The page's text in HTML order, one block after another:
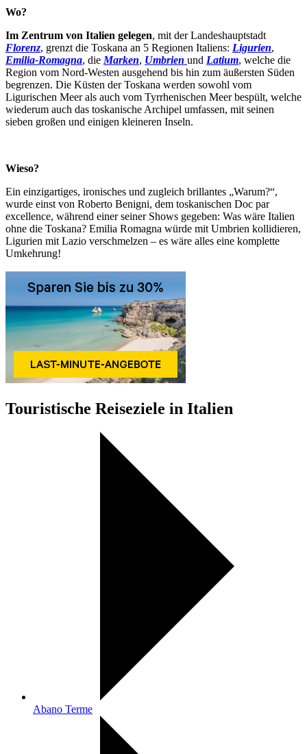
Wo?
Im Zentrum von Italien gelegen, mit der Landeshauptstadt
Florenz, grenzt die Toskana an 5 Regionen Italiens: Ligurien,
Emilia-Romagna, die Marken, Umbrien und Latium, welche die
Region vom Nord-Westen ausgehend bis hin zum äußersten Süden
begrenzen. Die Küsten der Toskana werden sowohl vom
Ligurischen Meer als auch vom Tyrrhenischen Meer bespült, welche
wiederum auch das toskanische Archipel umfassen, mit seinen
sieben großen und einigen kleineren Inseln.
Wieso?
Ein einzigartiges, ironisches und zugleich brillantes „Warum?“,
wurde einst von Roberto Benigni, dem toskanischen Doc par
excellence, während einer seiner Shows gegeben: Was wäre Italien
ohne die Toskana? Emilia Romagna würde mit Umbrien kollidieren,
Ligurien mit Lazio verschmelzen – es wäre alles eine komplette
Umkehrung!
Touristische Reiseziele in Italien
Abano Terme